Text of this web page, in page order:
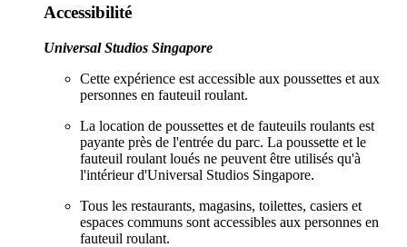
Accessibilité
Universal Studios Singapore
Cette expérience est accessible aux poussettes et aux
personnes en fauteuil roulant.
La location de poussettes et de fauteuils roulants est
payante près de l'entrée du parc. La poussette et le
fauteuil roulant loués ne peuvent être utilisés qu'à
l'intérieur d'Universal Studios Singapore.
Tous les restaurants, magasins, toilettes, casiers et
espaces communs sont accessibles aux personnes en
fauteuil roulant.